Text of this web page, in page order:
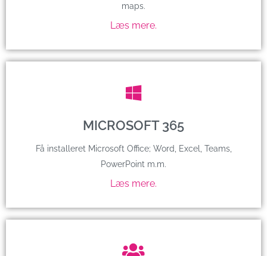
maps.
Læs mere.
MICROSOFT 365
Få installeret Microsoft Office; Word, Excel, Teams,
PowerPoint m.m.
Læs mere.